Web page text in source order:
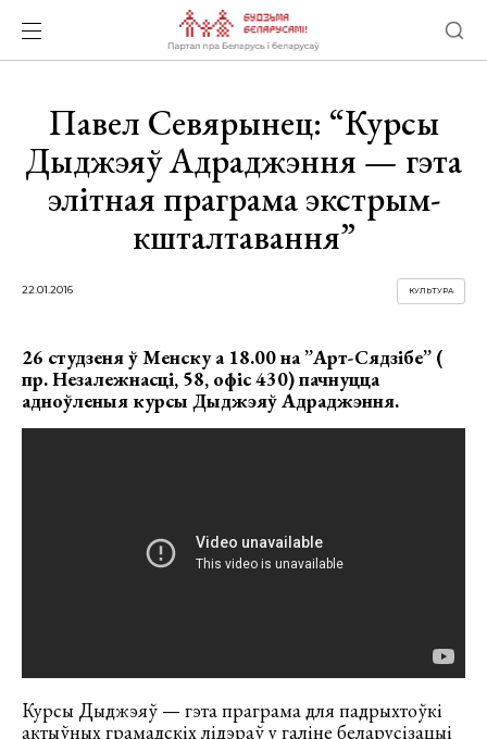
Павел Севярынец: “Курсы
Дыджэяў Адраджэння — гэта
элітная праграма экстрым-
кшталтавання”
22.01.2016 КУЛЬТУРА
26 студзеня ў Менску а 18.00 на ”Арт-Сядзібе” (
пр. Незалежнасці, 58, офіс 430) пачнуцца
адноўленыя курсы Дыджэяў Адраджэння.
Курсы Дыджэяў — гэта праграма для падрыхтоўкі
актыўных грамадскіх лідэраў у галіне беларусізацыі